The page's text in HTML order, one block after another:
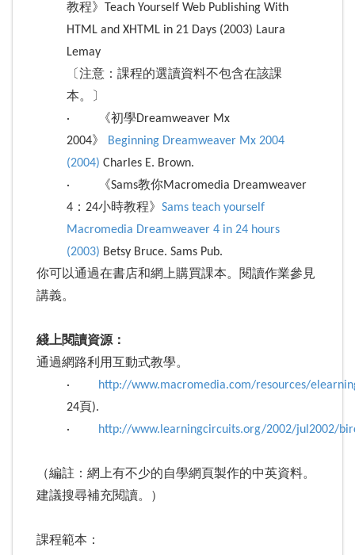
教程》Teach Yourself Web Publishing With
HTML and XHTML in 21 Days (2003) Laura
Lemay
〔注意：課程的選讀資料不包含在該課
本。〕
· 《初學Dreamweaver Mx
2004》
Beginning Dreamweaver Mx 2004
(2004) Charles E. Brown.
· 《Sams教你Macromedia Dreamweaver
4：24小時教程》 Sams teach yourself
Macromedia Dreamweaver 4 in 24 hours
(2003) Betsy Bruce. Sams Pub.
你可以通過在書店和網上購買課本。閱讀作業參見
講義。
綫上閱讀資源：
通過網路利用互動式教學。
·
http://www.macromedia.com/resources/
24頁).
·
http://www.learningcircuits.org/2002/jul2002/
（編註：網上有不少的自學網頁製作的中英資料。
建議搜尋補充閱讀。）
課程範本：